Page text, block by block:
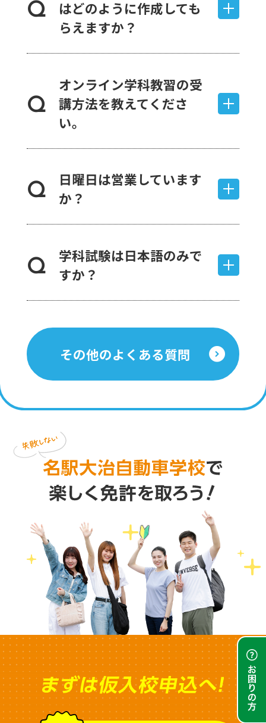
Q
はどのように作成しても
らえますか？
Q
オンライン学科教習の受
講方法を教えてくださ
い。
Q
日曜日は営業しています
か？
Q
学科試験は日本語のみで
すか？
その他のよくある質問